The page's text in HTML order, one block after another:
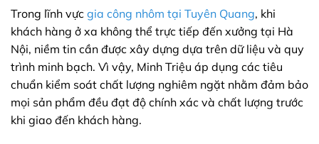
Trong lĩnh vực gia công nhôm tại Tuyên Quang, khi
khách hàng ở xa không thể trực tiếp đến xưởng tại Hà
Nội, niềm tin cần được xây dựng dựa trên dữ liệu và quy
trình minh bạch. Vì vậy, Minh Triệu áp dụng các tiêu
chuẩn kiểm soát chất lượng nghiêm ngặt nhằm đảm bảo
mọi sản phẩm đều đạt độ chính xác và chất lượng trước
khi giao đến khách hàng.